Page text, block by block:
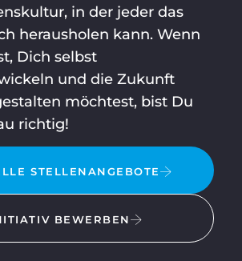
in der jeder das
herausholen kann. Wenn
Dich selbst
und die Zukunft
möchtest, bist Du
richtig!
STELLENANGEBOTE
BEWERBEN